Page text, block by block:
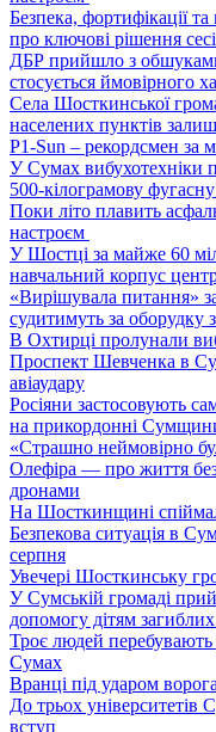
Безпека, фортифікації
про ключові рішення
ДБР прийшло з
стосується ймовірного
Села Шосткинської
населених пунктів
P1-Sun – рекордсмен за
У Сумах вибухотехніки
500-кілограмову
Поки літо плавить
настроєм
У Шостці за майже 60
навчальний корпус
«Вирішувала питання»
судитимуть за оборудку
В Охтирці пролунали
Проспект Шевченка в
авіаудару
Росіяни застосовують
на прикордонні
«Страшно неймовірно
Олефіра — про життя без
дронами
На Шосткинщині
Безпекова ситуація в
серпня
Увечері Шосткинську
У Сумській громаді
допомогу дітям
Троє людей перебувають
Сумах
Вранці під ударом
До трьох університетів
вступ